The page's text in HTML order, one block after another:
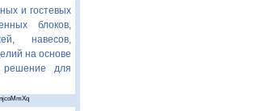
и гостевых
блоков,
навесов,
на основе
решение для